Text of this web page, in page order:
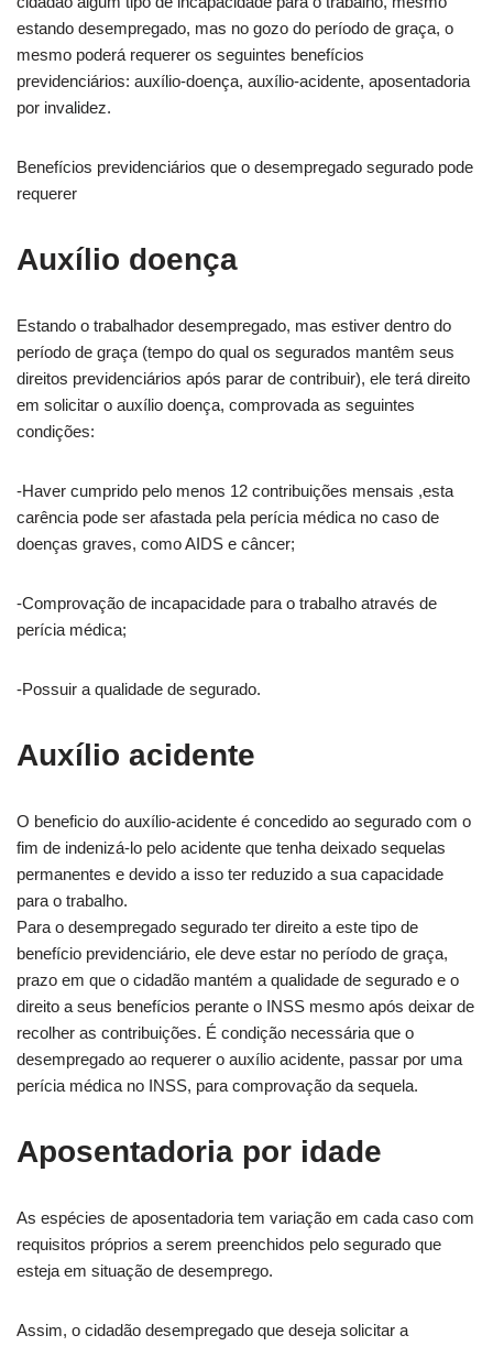
estando desempregado, mas no gozo do período de graça, o
mesmo poderá requerer os seguintes benefícios
previdenciários: auxílio-doença, auxílio-acidente, aposentadoria
por invalidez.
Benefícios previdenciários que o desempregado segurado pode
requerer
Auxílio doença
Estando o trabalhador desempregado, mas estiver dentro do
período de graça (tempo do qual os segurados mantêm seus
direitos previdenciários após parar de contribuir), ele terá direito
em solicitar o auxílio doença, comprovada as seguintes
condições:
-Haver cumprido pelo menos 12 contribuições mensais ,esta
carência pode ser afastada pela perícia médica no caso de
doenças graves, como AIDS e câncer;
-Comprovação de incapacidade para o trabalho através de
perícia médica;
-Possuir a qualidade de segurado.
Auxílio acidente
O beneficio do auxílio-acidente é concedido ao segurado com o
fim de indenizá-lo pelo acidente que tenha deixado sequelas
permanentes e devido a isso ter reduzido a sua capacidade
para o trabalho.
Para o desempregado segurado ter direito a este tipo de
benefício previdenciário, ele deve estar no período de graça,
prazo em que o cidadão mantém a qualidade de segurado e o
direito a seus benefícios perante o INSS mesmo após deixar de
recolher as contribuições. É condição necessária que o
desempregado ao requerer o auxílio acidente, passar por uma
perícia médica no INSS, para comprovação da sequela.
Aposentadoria por idade
As espécies de aposentadoria tem variação em cada caso com
requisitos próprios a serem preenchidos pelo segurado que
esteja em situação de desemprego.
Assim, o cidadão desempregado que deseja solicitar a